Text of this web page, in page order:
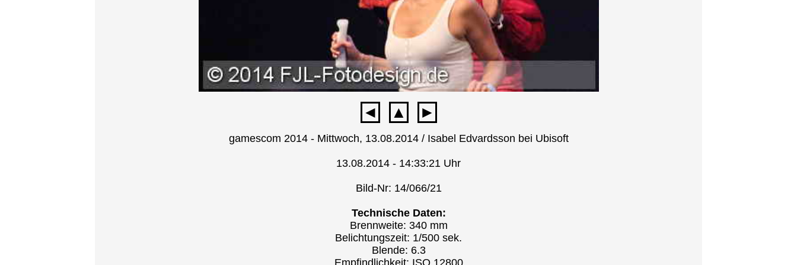
◄ ▲ ►
gamescom 2014 - Mittwoch, 13.08.2014 / Isabel Edvardsson bei Ubisoft
13.08.2014 - 14:33:21 Uhr
Bild-Nr: 14/066/21
Technische Daten:
Brennweite: 340 mm
Belichtungszeit: 1/500 sek.
Blende: 6.3